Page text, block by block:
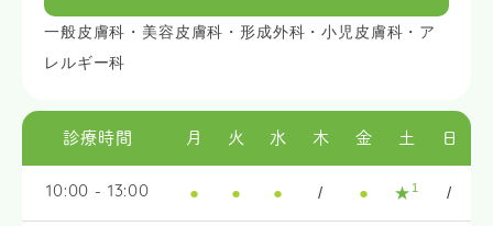
一般皮膚科・美容皮膚科・形成外科・小児皮膚科・ア
レルギー科
診療時間 月 火 水 木 金 土 日
10:00 - 13:00 ● ● ● / ● ★ 1 /